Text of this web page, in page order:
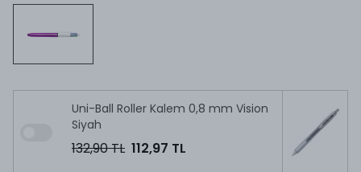
Uni-Ball Roller Kalem 0,8 mm Vision
Siyah
132,90 TL 112,97 TL